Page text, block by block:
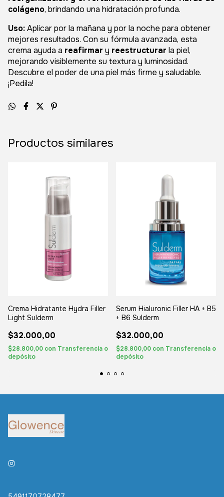
colágeno, brindando una hidratación profunda.
Uso:Aplicar por la mañana y por la noche para obtener
mejores resultados. Con su fórmula avanzada, esta
crema ayuda a reafirmar y reestructurar la piel,
mejorando visiblemente su textura y luminosidad.
Descubre el poder de una piel más firme y saludable.
¡Pedila!
Productos similares
Crema Hidratante Hydra Filler
Light Sulderm
$32.000,00
$28.800,00 con Transferencia o
depósito
Serum Hialuronic Filler HA + B5
+ B6 Sulderm
$32.000,00
$28.800,00 con Transferencia o
depósito